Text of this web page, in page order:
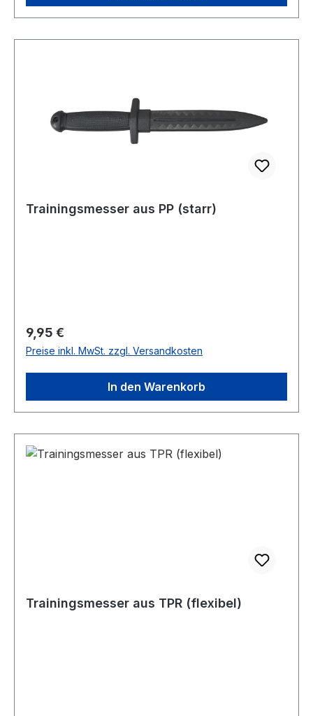
Trainingsmesser aus PP (starr)
Regulärer Preis:
9,95 €
Preise inkl. MwSt. zzgl. Versandkosten
In den Warenkorb
Trainingsmesser aus TPR (flexibel)